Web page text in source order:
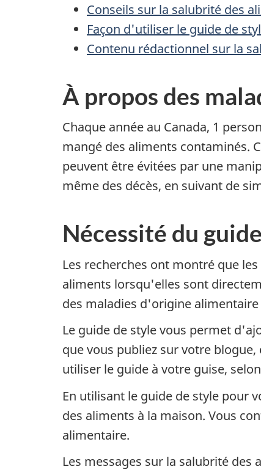
Conseils sur la salubrité des
Façon d'utiliser le guide de
Contenu rédactionnel sur la
À propos des
Chaque année au Canada, 1
mangé des aliments contaminés.
peuvent être évitées par une
même des décès, en suivant de
Nécessité du
Les recherches ont montré que
aliments lorsqu'elles sont
des maladies d'origine
Le guide de style vous permet
que vous publiez sur votre
utiliser le guide à votre guise,
En utilisant le guide de style pour
des aliments à la maison. Vous
alimentaire.
Les messages sur la salubrité